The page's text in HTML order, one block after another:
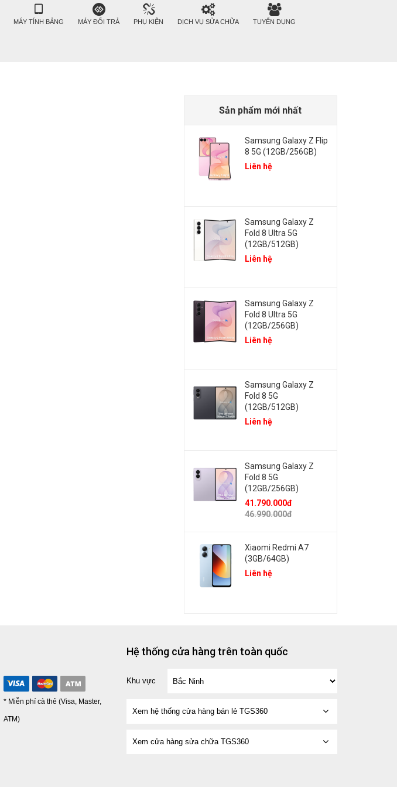
MÁY TÍNH BẢNG MÁY ĐỔI TRẢ PHỤ KIỆN DỊCH VỤ SỬA CHỮA TUYỂN DỤNG
Sản phẩm mới nhất
Samsung Galaxy Z Flip
8 5G (12GB/256GB)
Liên hệ
Samsung Galaxy Z
Fold 8 Ultra 5G
(12GB/512GB)
Liên hệ
Samsung Galaxy Z
Fold 8 Ultra 5G
(12GB/256GB)
Liên hệ
Samsung Galaxy Z
Fold 8 5G
(12GB/512GB)
Liên hệ
Samsung Galaxy Z
Fold 8 5G
(12GB/256GB)
41.790.000đ
46.990.000đ
Xiaomi Redmi A7
(3GB/64GB)
Liên hệ
* Miễn phí cà thẻ (Visa, Master,
ATM)
Hệ thống cửa hàng trên toàn quốc
Khu vực
Xem hệ thống cửa hàng bán lẻ TGS360
Xem cửa hàng sửa chữa TGS360